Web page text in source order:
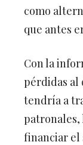
como
que antes
Con la
pérdidas al
tendría a
patronales,
financiar el